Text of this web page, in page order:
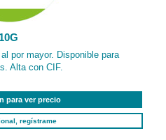
por mayor. Disponible para
Alta con CIF.
para ver precio
regístrame